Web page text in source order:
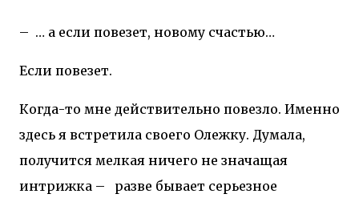
– … а если повезет, новому счастью…
Если повезет.
Когда-то мне действительно повезло. Именно
здесь я встретила своего Олежку. Думала,
получится мелкая ничего не значащая
интрижка –
разве бывает серьезное